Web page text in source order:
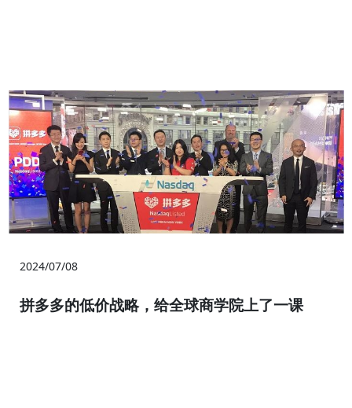
2024/07/08
拼多多的低价战略，给全球商学院上了一课